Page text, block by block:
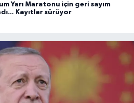
Yarı Maratonu için geri sayım
Kayıtlar sürüyor